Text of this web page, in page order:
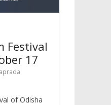
Festival
17
of Odisha